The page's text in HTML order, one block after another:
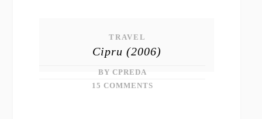
TRAVEL
Cipru (2006)
BY CPREDA
15 COMMENTS